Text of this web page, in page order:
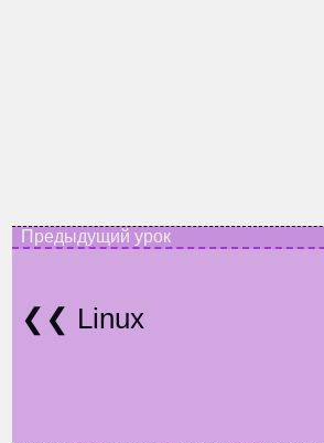
Linux